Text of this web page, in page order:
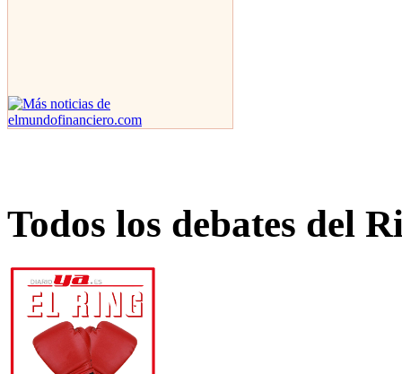
Todos los debates del